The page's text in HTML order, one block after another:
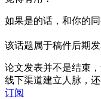
如果是的话，和你的
该话题属于稿件后期
论文发表并不是结束
线下渠道建立人脉，
订阅